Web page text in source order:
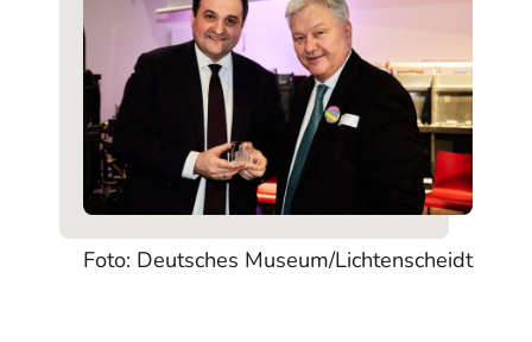
Foto: Deutsches Museum/Lichtenscheidt